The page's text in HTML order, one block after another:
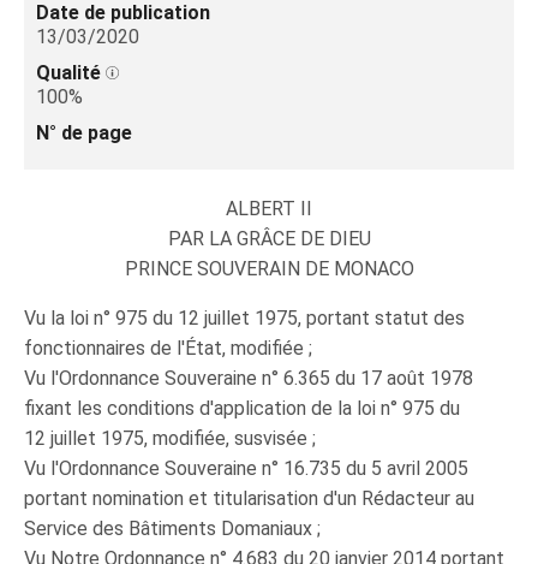
Date de publication
13/03/2020
Qualité
100%
N° de page
ALBERT II
PAR LA GRÂCE DE DIEU
PRINCE SOUVERAIN DE MONACO
Vu la loi n° 975 du 12 juillet 1975, portant statut des
fonctionnaires de l'État, modifiée ;
Vu l'Ordonnance Souveraine n° 6.365 du 17 août 1978
fixant les conditions d'application de la loi n° 975 du
12 juillet 1975, modifiée, susvisée ;
Vu l'Ordonnance Souveraine n° 16.735 du 5 avril 2005
portant nomination et titularisation d'un Rédacteur au
Service des Bâtiments Domaniaux ;
Vu Notre Ordonnance n° 4.683 du 20 janvier 2014 portant